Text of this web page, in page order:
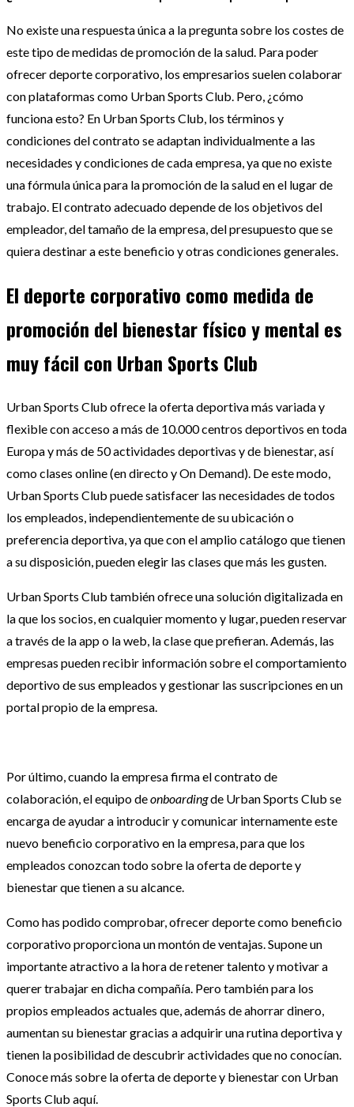
No existe una respuesta única a la pregunta sobre los costes de
este tipo de medidas de promoción de la salud. Para poder
ofrecer deporte corporativo, los empresarios suelen colaborar
con plataformas como Urban Sports Club. Pero, ¿cómo
funciona esto? En Urban Sports Club, los términos y
condiciones del contrato se adaptan individualmente a las
necesidades y condiciones de cada empresa, ya que no existe
una fórmula única para la promoción de la salud en el lugar de
trabajo. El contrato adecuado depende de los objetivos del
empleador, del tamaño de la empresa, del presupuesto que se
quiera destinar a este beneficio y otras condiciones generales.
El deporte corporativo como medida de
promoción del bienestar físico y mental es
muy fácil con Urban Sports Club
Urban Sports Club ofrece la oferta deportiva más variada y
flexible con acceso a más de 10.000 centros deportivos en toda
Europa y más de 50 actividades deportivas y de bienestar, así
como clases online (en directo y On Demand). De este modo,
Urban Sports Club puede satisfacer las necesidades de todos
los empleados, independientemente de su ubicación o
preferencia deportiva, ya que con el amplio catálogo que tienen
a su disposición, pueden elegir las clases que más les gusten.
Urban Sports Club también ofrece una solución digitalizada en
la que los socios, en cualquier momento y lugar, pueden reservar
a través de la app o la web, la clase que prefieran. Además, las
empresas pueden recibir información sobre el comportamiento
deportivo de sus empleados y gestionar las suscripciones en un
portal propio de la empresa.
Por último, cuando la empresa firma el contrato de
colaboración, el equipo deonboardingde Urban Sports Club se
encarga de ayudar a introducir y comunicar internamente este
nuevo beneficio corporativo en la empresa, para que los
empleados conozcan todo sobre la oferta de deporte y
bienestar que tienen a su alcance.
Como has podido comprobar, ofrecer deporte como beneficio
corporativo proporciona un montón de ventajas. Supone un
importante atractivo a la hora de retener talento y motivar a
querer trabajar en dicha compañía. Pero también para los
propios empleados actuales que, además de ahorrar dinero,
aumentan su bienestar gracias a adquirir una rutina deportiva y
tienen la posibilidad de descubrir actividades que no conocían.
Conoce más sobre la oferta de deporte y bienestar con Urban
Sports Club aquí.